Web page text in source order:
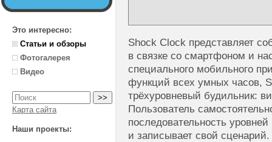
Это интересно:
Статьи и обзоры
Фотогалерея
Видео
Карта сайта
Наши проекты:
Shock Clock представляет
в связке со смартфоном и
специального мобильного
функций всех умных часов,
трёхуровневый будильник:
Пользователь
последовательность
и записывает свой сценарий.